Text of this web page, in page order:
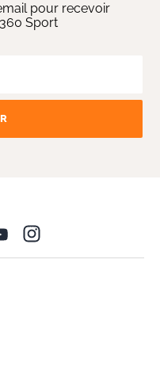
pour recevoir
Sport